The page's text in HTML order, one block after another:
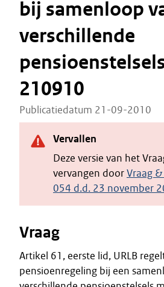
bij samenloop
verschillende
210910
Publicatiedatum 21-09-2010
Vervallen
Deze versie van het
vervangen doorVraag
054 d.d. 23 november
Vraag
Artikel 61, eerste lid, URLB
pensioenregeling bij een